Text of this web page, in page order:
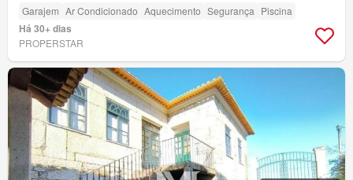
Garajem Ar Condicionado Aquecimento Segurança Piscina
Há 30+ dias
PROPERSTAR